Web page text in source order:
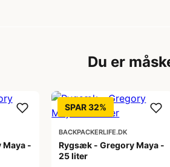
Du er
-
SPAR 32%
BACKPACKERLIFE.DK
Rygsæk - Gregory Maya -
25 liter